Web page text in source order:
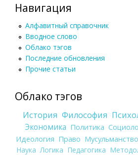
Навигация
Алфавитный справочник
Вводное слово
Облако тэгов
Последние обновления
Прочие статьи
Облако тэгов
История Философия
Экономика Политика
Идеология Право Мусульманство
Наука Логика Педагогика